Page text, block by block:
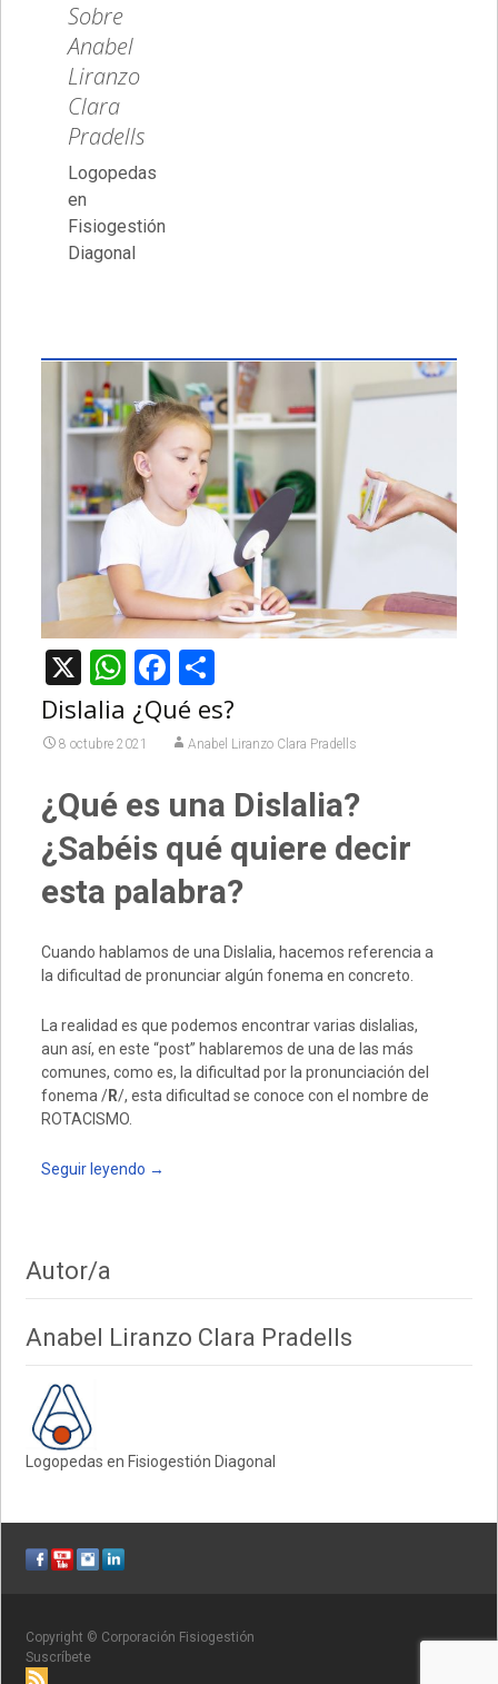
Sobre
Anabel
Liranzo
Clara
Pradells
Logopedas
en
Fisiogestión
Diagonal
X WhatsApp
Facebook
Dislalia ¿Qué es?
8 octubre 2021 Anabel Liranzo Clara Pradells
¿Qué es una Dislalia?
¿Sabéis qué quiere decir
esta palabra?
Cuando hablamos de una Dislalia, hacemos referencia a
la dificultad de pronunciar algún fonema en concreto.
La realidad es que podemos encontrar varias dislalias,
aun así, en este “post” hablaremos de una de las más
comunes, como es, la dificultad por la pronunciación del
fonema /R/, esta dificultad se conoce con el nombre de
ROTACISMO.
Seguir leyendo →
Autor/a
Anabel Liranzo Clara Pradells
Logopedas en Fisiogestión Diagonal
Copyright © Corporación Fisiogestión
Suscríbete